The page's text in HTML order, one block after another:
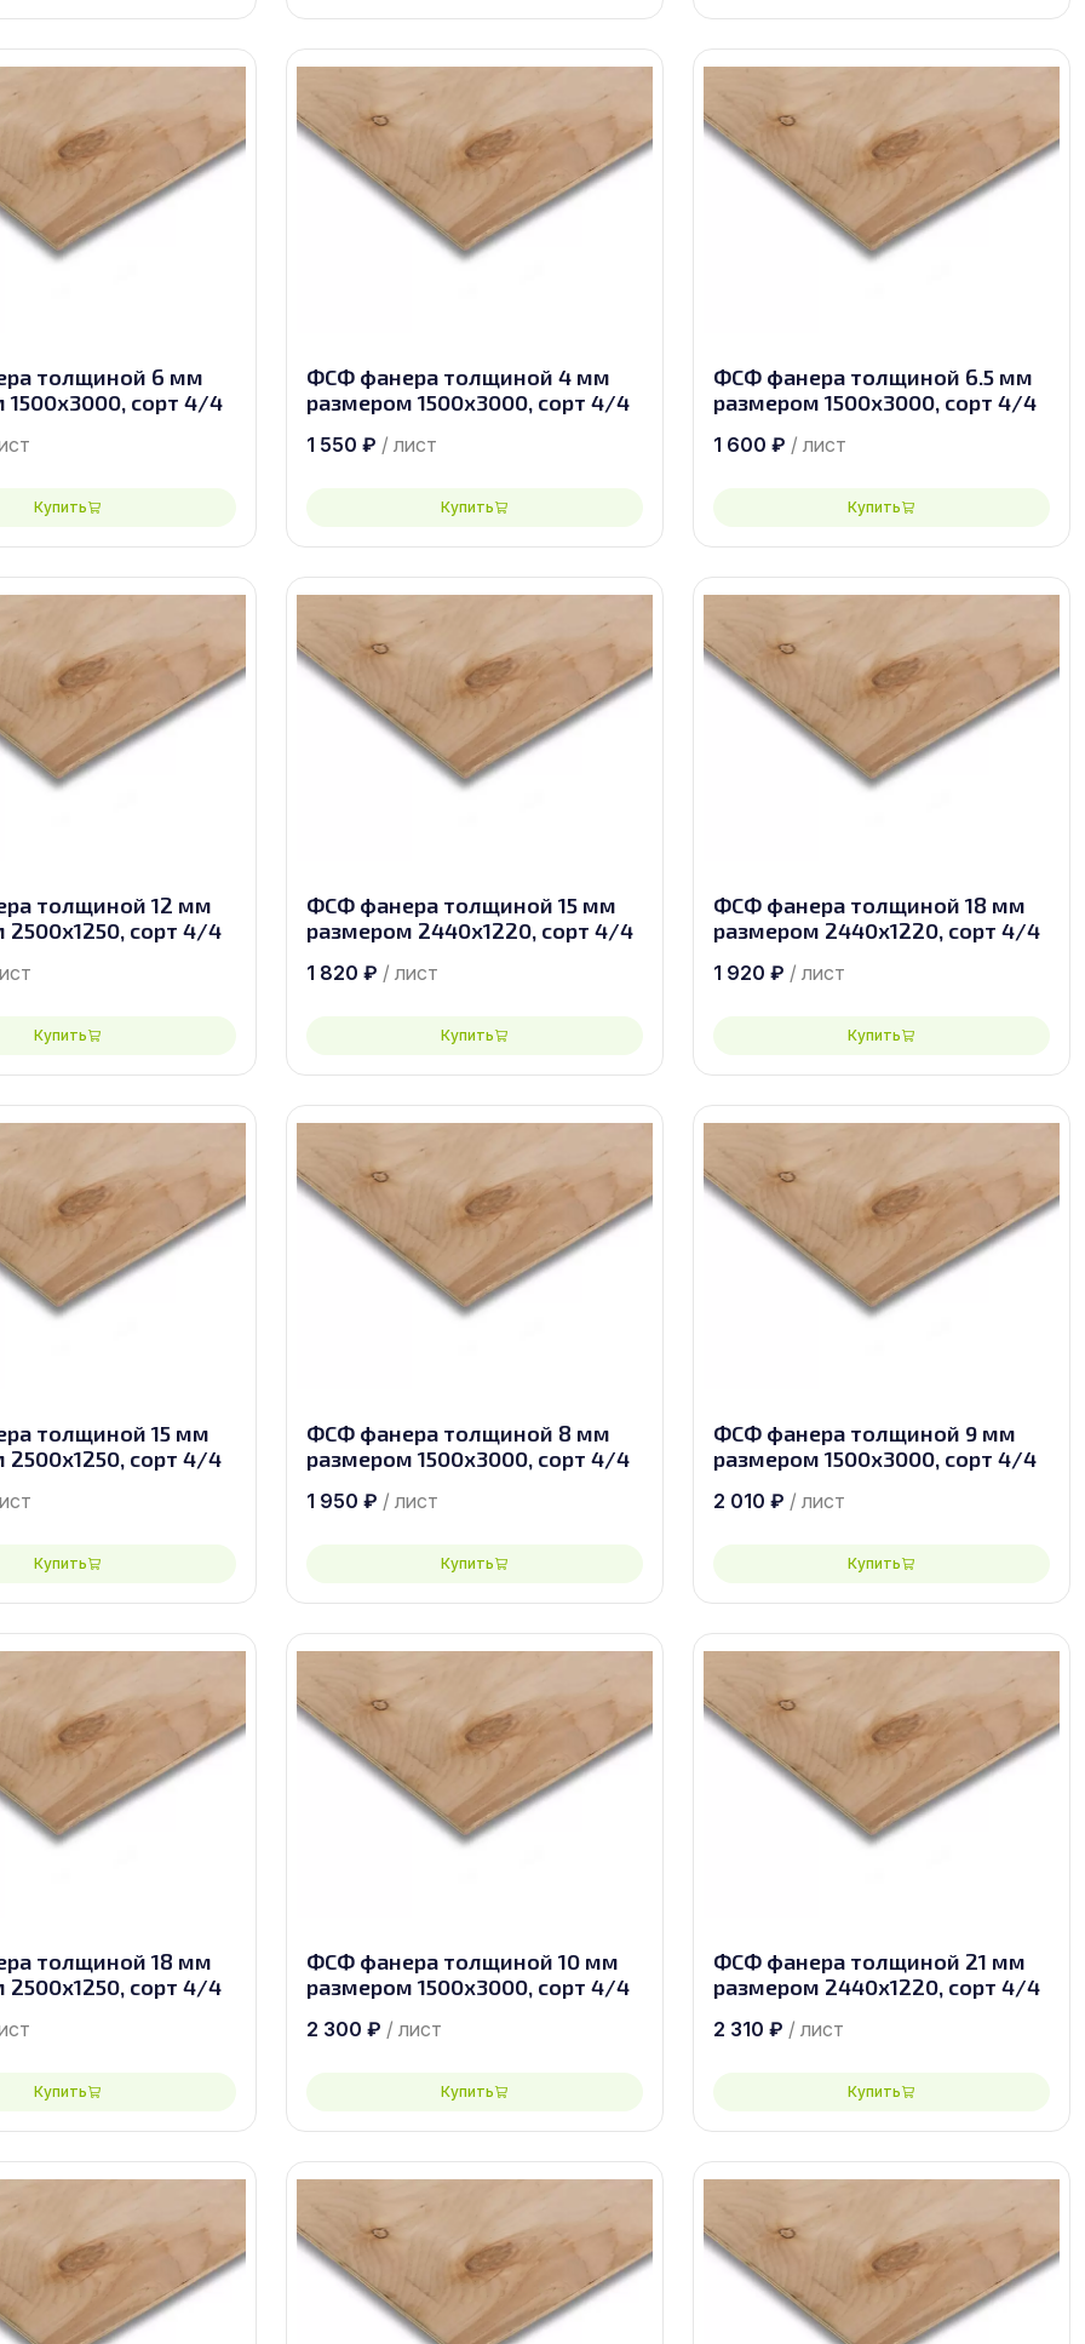
толщиной 6 мм
1500х3000, сорт 4/4
Купить
ФСФ фанера толщиной 4 мм
размером 1500х3000, сорт 4/4
1 550 ₽ / лист
Купить
ФСФ фанера толщиной 6.5 мм
размером 1500х3000, сорт 4/4
1 600 ₽ / лист
Купить
толщиной 12 мм
2500х1250, сорт 4/4
Купить
ФСФ фанера толщиной 15 мм
размером 2440х1220, сорт 4/4
1 820 ₽ / лист
Купить
ФСФ фанера толщиной 18 мм
размером 2440х1220, сорт 4/4
1 920 ₽ / лист
Купить
толщиной 15 мм
2500х1250, сорт 4/4
Купить
ФСФ фанера толщиной 8 мм
размером 1500х3000, сорт 4/4
1 950 ₽ / лист
Купить
ФСФ фанера толщиной 9 мм
размером 1500х3000, сорт 4/4
2 010 ₽ / лист
Купить
толщиной 18 мм
2500х1250, сорт 4/4
Купить
ФСФ фанера толщиной 10 мм
размером 1500х3000, сорт 4/4
2 300 ₽ / лист
Купить
ФСФ фанера толщиной 21 мм
размером 2440х1220, сорт 4/4
2 310 ₽ / лист
Купить